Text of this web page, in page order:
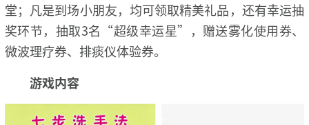
堂；凡是到场小朋友，均可领取精美礼品，还有幸运抽
奖环节，抽取3名“超级幸运星”，赠送雾化使用券、
微波理疗券、排痰仪体验券。
游戏内容